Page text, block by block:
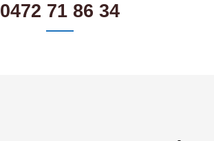
0472 71 86 34